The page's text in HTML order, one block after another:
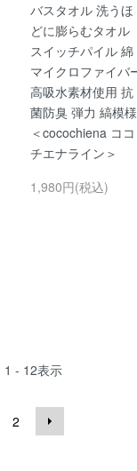
バスタオル 洗うほ
どに膨らむタオル
スイッチパイル 綿
マイクロファイバ
高吸水素材使用 抗
菌防臭 弾力 縞模様
＜cocochiena ココ
チエナライン＞
1,980円(税込)
1 - 12表示
2